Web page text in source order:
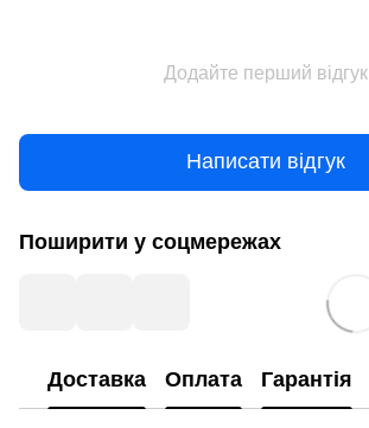
Додайте перший відгук
Написати відгук
Поширити у соцмережах
Доставка Оплата Гарантія